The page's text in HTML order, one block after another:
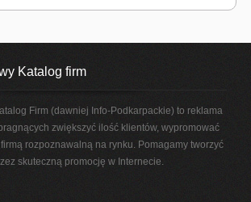
Katalog firm
Firm (dawniej Info-Podkarpackie) to reklama
zwiększyć ilość klientów, wypromować
rozpoznawalną na rynku. Pomagamy tworzyć
skuteczną promocję w Internecie.